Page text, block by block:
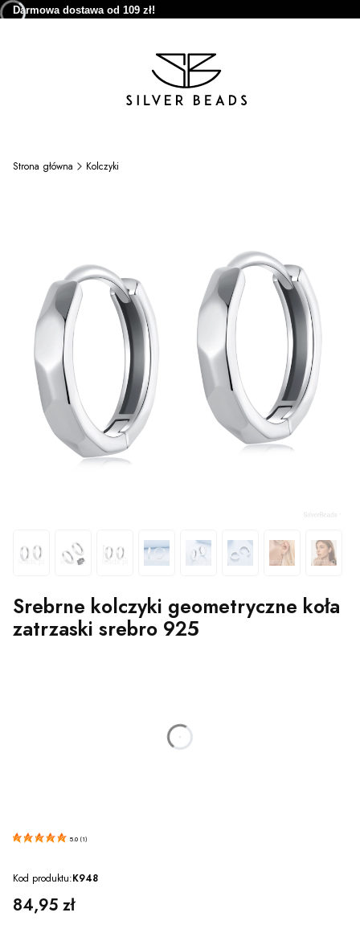
Darmowa dostawa od 109 zł!
Strona główna Kolczyki
Srebrne kolczyki geometryczne koła
zatrzaski srebro 925
godzin
5.0 (1 )
Kod produktu:K948
Cena
84,95 zł